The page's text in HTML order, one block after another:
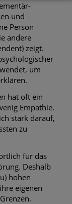
und
Person
andere
zeigt.
um
hat oft ein
Empathie.
stark darauf,
zu
für das
Deshalb
hohen
eigenen